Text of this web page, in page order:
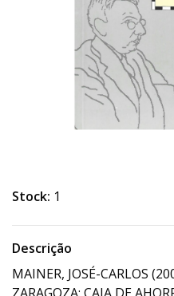
Stock: 1
Descrição
MAINER, JOSÉ-CARLOS